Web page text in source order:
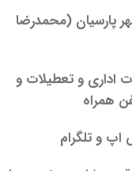
پارسیان (محمدرضا
اداری و تعطیلات و
همراه
اپ و تلگرام